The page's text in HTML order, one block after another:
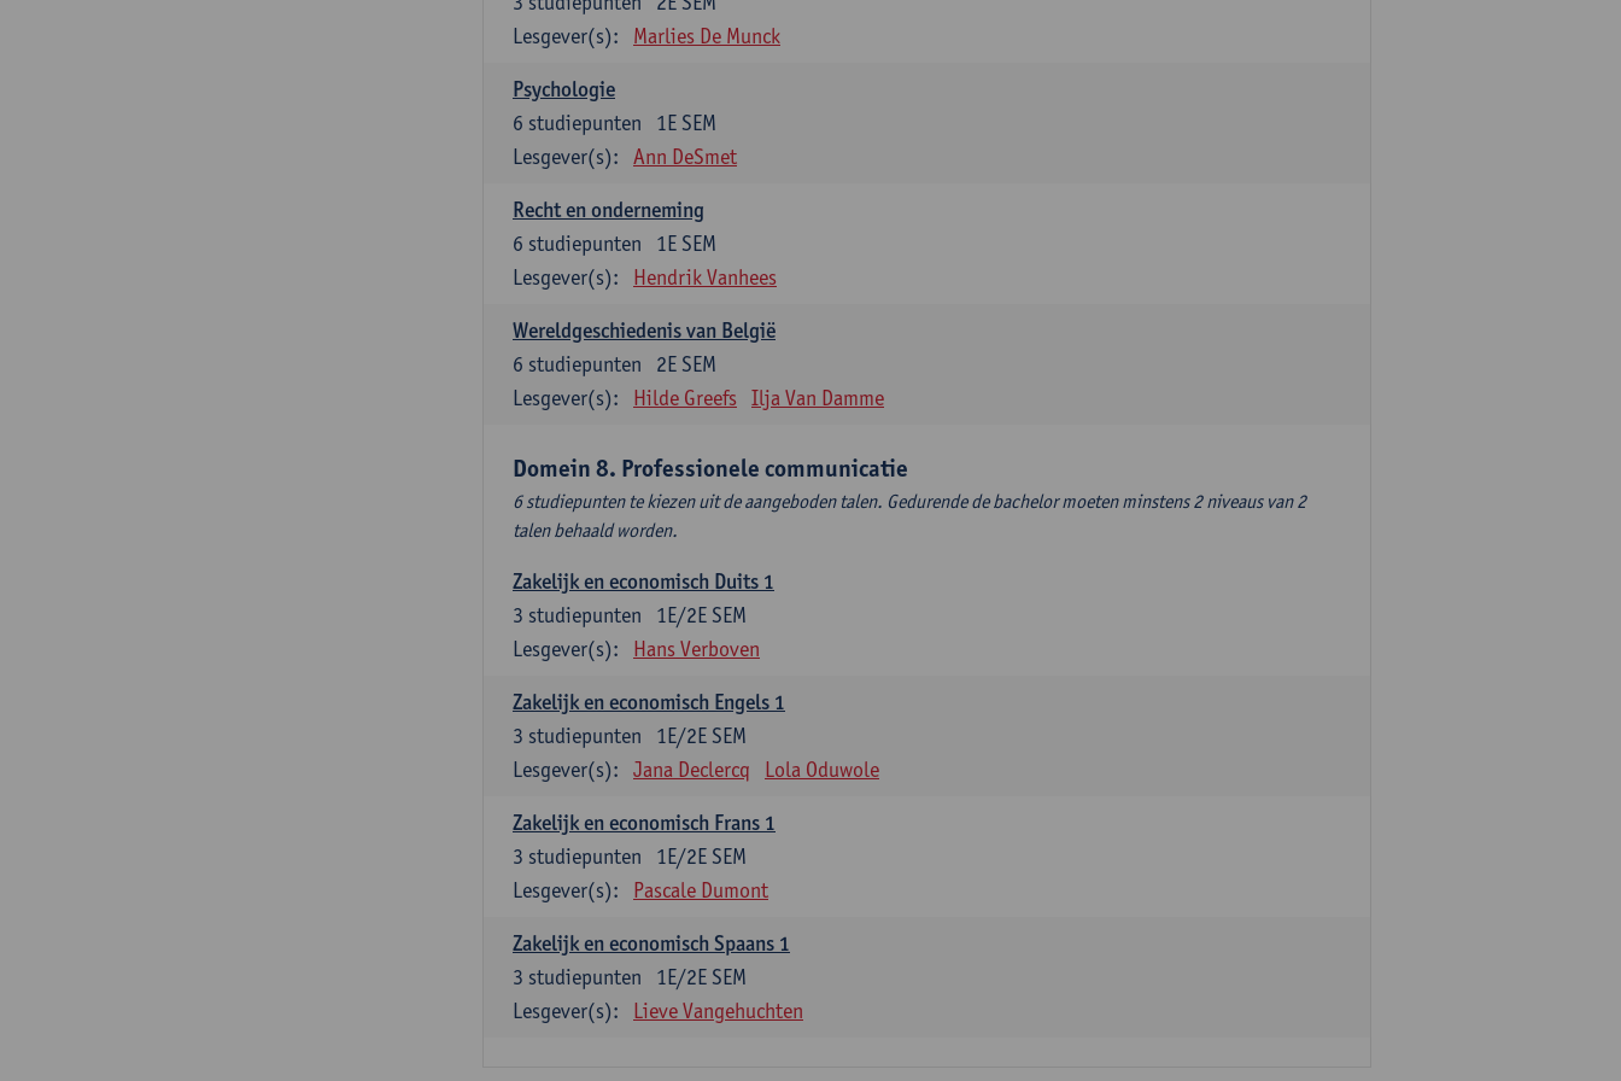
Lesgever(s):
Marlies De Munck
Psychologie
1E SEM
6 studiepunten
Lesgever(s):
Ann DeSmet
Recht en onderneming
1E SEM
6 studiepunten
Lesgever(s):
Hendrik Vanhees
Wereldgeschiedenis van België
2E SEM
6 studiepunten
Lesgever(s):
Hilde Greefs Ilja Van Damme
Domein 8. Professionele communicatie
6 studiepunten te kiezen uit de aangeboden talen. Gedurende de bachelor moeten minstens 2 niveaus van 2
talen behaald worden.
Zakelijk en economisch Duits 1
1E/2E SEM
3 studiepunten
Lesgever(s):
Hans Verboven
Zakelijk en economisch Engels 1
1E/2E SEM
3 studiepunten
Lesgever(s):
Jana Declercq Lola Oduwole
Zakelijk en economisch Frans 1
1E/2E SEM
3 studiepunten
Lesgever(s):
Pascale Dumont
Zakelijk en economisch Spaans 1
1E/2E SEM
3 studiepunten
Lesgever(s):
Lieve Vangehuchten